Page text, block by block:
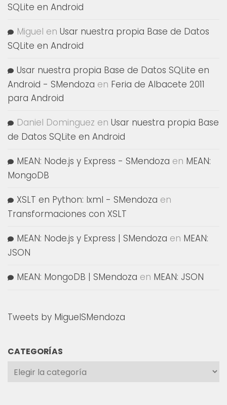
SQLite en Android
Miguel en Usar nuestra propia Base de Datos
SQLite en Android
Usar nuestra propia Base de Datos SQLite en
Android - SMendoza en Feria de Albacete 2011
para Android
Daniel Dominguez en Usar nuestra propia Base
de Datos SQLite en Android
MEAN: Node.js y Express - SMendoza en MEAN:
MongoDB
XSLT en Python: lxml - SMendoza en
Transformaciones con XSLT
MEAN: Node.js y Express | SMendoza en MEAN:
JSON
MEAN: MongoDB | SMendoza en MEAN: JSON
Tweets by MiguelSMendoza
CATEGORÍAS